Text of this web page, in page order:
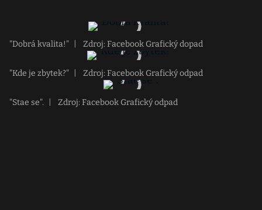
"Dobrá kvalita!" Zdroj: Facebook Grafický dopad
"Kde je zbytek?" Zdroj: Facebook Grafický odpad
"Stae se". Zdroj: Facebook Grafický odpad